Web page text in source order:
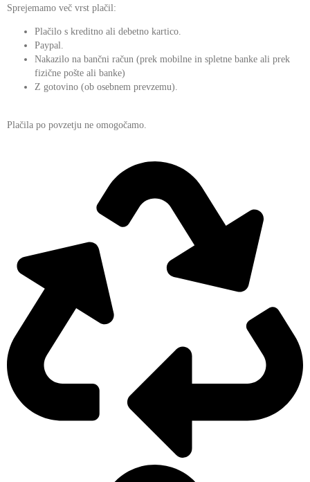
Sprejemamo več vrst plačil:
Plačilo s kreditno ali debetno kartico.
Paypal.
Nakazilo na bančni račun (prek mobilne in spletne banke ali prek
fizične pošte ali banke)
Z gotovino (ob osebnem prevzemu).
Plačila po povzetju ne omogočamo.